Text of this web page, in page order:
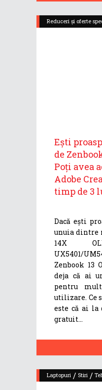
Reduceri și oferte
Ești
de
Poți avea
Adobe
timp de 3
Dacă ești
unuia dintre
14X
UX5401/
Zenbook 13
deja că ai
pentru
utilizare. Ce
este că ai
gratuit
Laptopuri / Stiri /